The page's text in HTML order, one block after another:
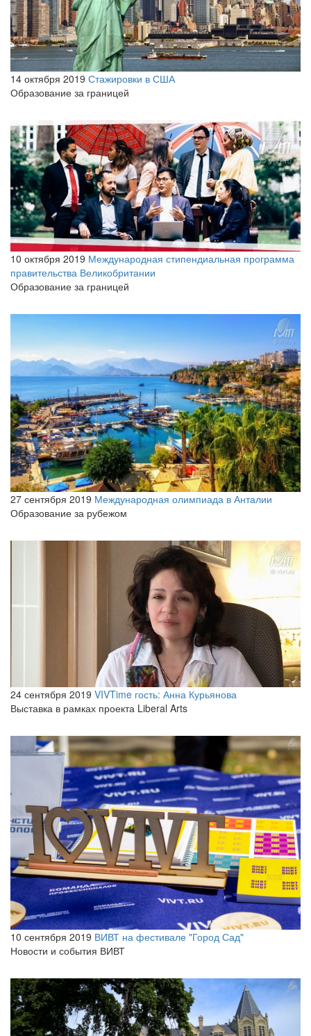
14 октября 2019 Стажировки в США
Образование за границей
10 октября 2019 Международная стипендиальная программа
правительства Великобритании
Образование за границей
27 сентября 2019 Международная олимпиада в Анталии
Образование за рубежом
24 сентября 2019 VIVTime гость: Анна Курьянова
Выставка в рамках проекта Liberal Arts
10 сентября 2019 ВИВТ на фестивале "Город Сад"
Новости и события ВИВТ